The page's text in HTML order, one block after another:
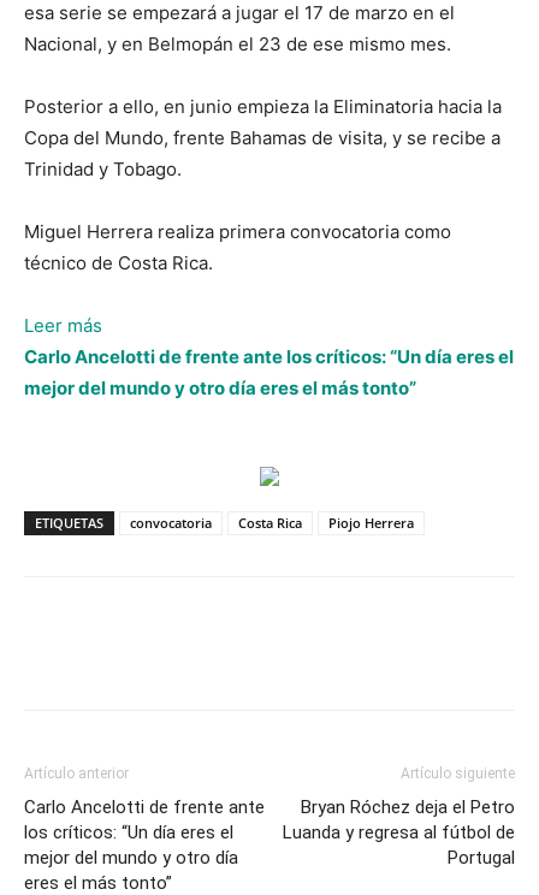
esa serie se empezará a jugar el 17 de marzo en el
Nacional, y en Belmopán el 23 de ese mismo mes.
Posterior a ello, en junio empieza la Eliminatoria hacia la
Copa del Mundo, frente Bahamas de visita, y se recibe a
Trinidad y Tobago.
Miguel Herrera realiza primera convocatoria como
técnico de Costa Rica.
Leer más
Miguel
Herrera
como
técnico
Carlo Ancelotti de frente ante los críticos: “Un día eres el
mejor del mundo y otro día eres el más tonto”
ETIQUETAS convocatoria Costa Rica Piojo Herrera
Artículo anterior
Carlo Ancelotti de frente ante
los críticos: “Un día eres el
mejor del mundo y otro día
eres el más tonto”
Artículo siguiente
Bryan Róchez deja el Petro
Luanda y regresa al fútbol de
Portugal